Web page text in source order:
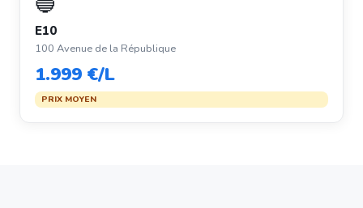
E10
100 Avenue de la République
1.999 €/L
PRIX MOYEN